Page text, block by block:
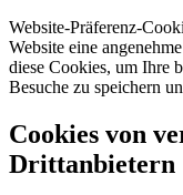
Website-Präferenz-
Website eine
diese Cookies, um Ihre
Besuche zu speichern
Cookies von
Drittanbietern